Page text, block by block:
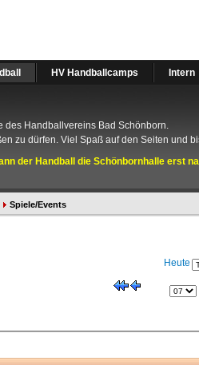
HV Handballcamps Intern
des Handballvereins Bad Schönborn.
zu dürfen. Viel Spaß auf den Seiten und
der Handball die Schönbornhalle erst
Spiele/Events
Heute